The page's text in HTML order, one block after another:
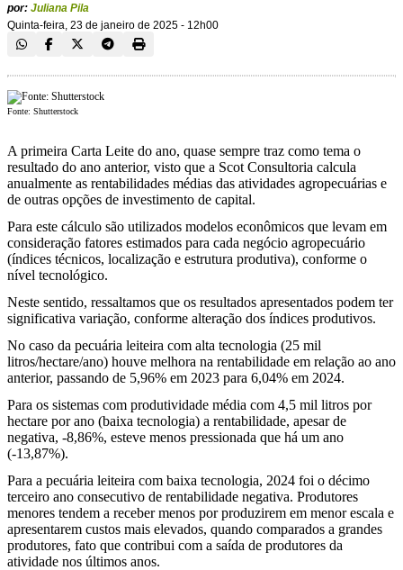
por: Juliana Pila
Quinta-feira, 23 de janeiro de 2025 - 12h00
Fonte: Shutterstock
A primeira Carta Leite do ano, quase sempre traz como tema o
resultado do ano anterior, visto que a Scot Consultoria calcula
anualmente as rentabilidades médias das atividades agropecuárias e
de outras opções de investimento de capital.
Para este cálculo são utilizados modelos econômicos que levam em
consideração fatores estimados para cada negócio agropecuário
(índices técnicos, localização e estrutura produtiva), conforme o
nível tecnológico.
Neste sentido, ressaltamos que os resultados apresentados podem ter
significativa variação, conforme alteração dos índices produtivos.
No caso da pecuária leiteira com alta tecnologia (25 mil
litros/hectare/ano) houve melhora na rentabilidade em relação ao ano
anterior, passando de 5,96% em 2023 para 6,04% em 2024.
Para os sistemas com produtividade média com 4,5 mil litros por
hectare por ano (baixa tecnologia) a rentabilidade, apesar de
negativa, -8,86%, esteve menos pressionada que há um ano
(-13,87%).
Para a pecuária leiteira com baixa tecnologia, 2024 foi o décimo
terceiro ano consecutivo de rentabilidade negativa. Produtores
menores tendem a receber menos por produzirem em menor escala e
apresentarem custos mais elevados, quando comparados a grandes
produtores, fato que contribui com a saída de produtores da
atividade nos últimos anos.